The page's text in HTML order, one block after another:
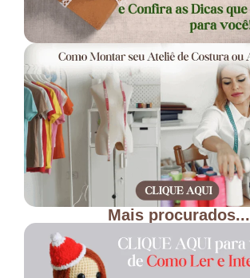
Mais procurados...